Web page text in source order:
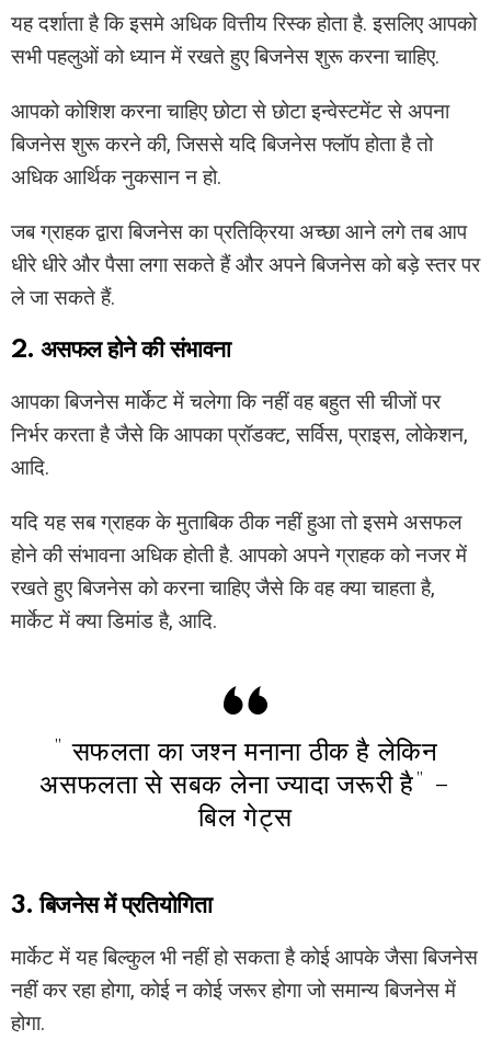
यह दर्शाता है कि इसमे अधिक वित्तीय रिस्क होता है. इसलिए आपको
सभी पहलुओं को ध्यान में रखते हुए बिजनेस शुरू करना चाहिए.
आपको कोशिश करना चाहिए छोटा से छोटा इन्वेस्टमेंट से अपना
बिजनेस शुरू करने की, जिससे यदि बिजनेस फ्लॉप होता है तो
अधिक आर्थिक नुकसान न हो.
जब ग्राहक द्वारा बिजनेस का प्रतिक्रिया अच्छा आने लगे तब आप
धीरे धीरे और पैसा लगा सकते हैं और अपने बिजनेस को बड़े स्तर पर
ले जा सकते हैं.
2. असफल होने की संभावना
आपका बिजनेस मार्केट में चलेगा कि नहीं वह बहुत सी चीजों पर
निर्भर करता है जैसे कि आपका प्रॉडक्ट, सर्विस, प्राइस, लोकेशन,
आदि.
यदि यह सब ग्राहक के मुताबिक ठीक नहीं हुआ तो इसमे असफल
होने की संभावना अधिक होती है. आपको अपने ग्राहक को नजर में
रखते हुए बिजनेस को करना चाहिए जैसे कि वह क्या चाहता है,
मार्केट में क्या डिमांड है, आदि.
” सफलता का जश्न मनाना ठीक है लेकिन
असफलता से सबक लेना ज्यादा जरूरी है” –
बिल गेट्स
3. बिजनेस में प्रतियोगिता
मार्केट में यह बिल्कुल भी नहीं हो सकता है कोई आपके जैसा बिजनेस
नहीं कर रहा होगा, कोई न कोई जरूर होगा जो समान्य बिजनेस में
होगा.